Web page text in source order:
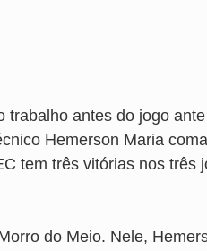
antes do jogo
Hemerson Maria
tem três vitórias nos três
do Meio. Nele,